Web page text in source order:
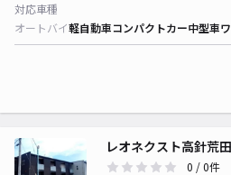
対応車種
オートバイ軽自動車コンパクトカー中型車
レオネクスト高針荒
0 / 0件